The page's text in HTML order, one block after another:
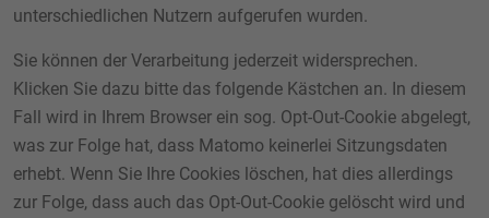
unterschiedlichen Nutzern aufgerufen wurden.
Sie können der Verarbeitung jederzeit widersprechen.
Klicken Sie dazu bitte das folgende Kästchen an. In diesem
Fall wird in Ihrem Browser ein sog. Opt-Out-Cookie abgelegt,
was zur Folge hat, dass Matomo keinerlei Sitzungsdaten
erhebt. Wenn Sie Ihre Cookies löschen, hat dies allerdings
zur Folge, dass auch das Opt-Out-Cookie gelöscht wird und